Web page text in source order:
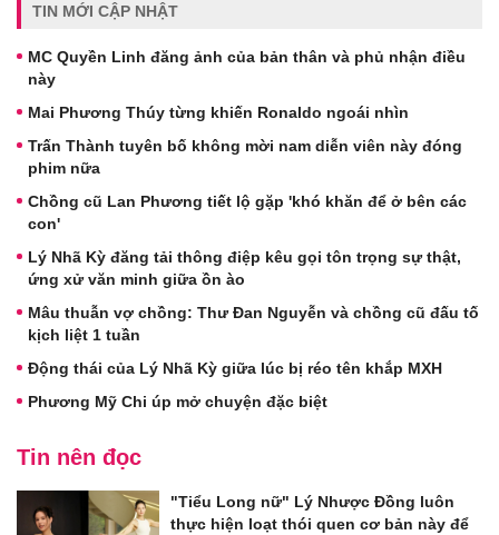
TIN MỚI CẬP NHẬT
MC Quyền Linh đăng ảnh của bản thân và phủ nhận điều
này
Mai Phương Thúy từng khiến Ronaldo ngoái nhìn
Trấn Thành tuyên bố không mời nam diễn viên này đóng
phim nữa
Chồng cũ Lan Phương tiết lộ gặp 'khó khăn để ở bên các
con'
Lý Nhã Kỳ đăng tải thông điệp kêu gọi tôn trọng sự thật,
ứng xử văn minh giữa ồn ào
Mâu thuẫn vợ chồng: Thư Đan Nguyễn và chồng cũ đấu tố
kịch liệt 1 tuần
Động thái của Lý Nhã Kỳ giữa lúc bị réo tên khắp MXH
Phương Mỹ Chi úp mở chuyện đặc biệt
Tin nên đọc
"Tiểu Long nữ" Lý Nhược Đồng luôn
thực hiện loạt thói quen cơ bản này để